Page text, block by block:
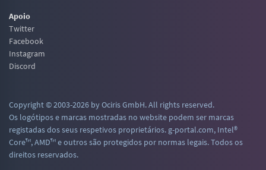
Apoio
Twitter
Facebook
Instagram
Discord
Copyright © 2003-2026 by Ociris GmbH. All rights reserved.
Os logótipos e marcas mostradas no website podem ser marcas
registadas dos seus respetivos proprietários. g-portal.com, Intel®
Core™, AMD™ e outros são protegidos por normas legais. Todos os
direitos reservados.